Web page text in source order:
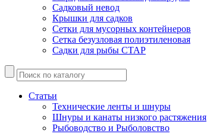
Садковый невод
Крышки для садков
Сетки для мусорных контейнеров
Сетка безузловая полиэтиленовая
Садки для рыбы СТАР
Статьи
Технические ленты и шнуры
Шнуры и канаты низкого растяжения
Рыбоводство и Рыболовство